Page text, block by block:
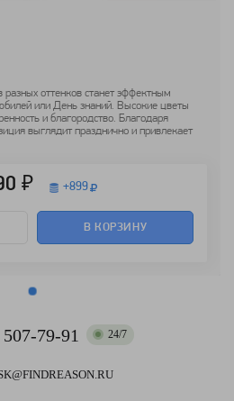
разных оттенков станет эффектным
или День знаний. Высокие цветы
и благородство. Благодаря
выглядит празднично и привлекает
₽ +899
В КОРЗИНУ
79-91 24/7